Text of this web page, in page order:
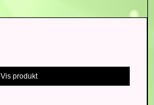
Vis produkt